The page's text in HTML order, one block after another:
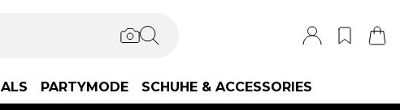
PARTYMODE SCHUHE & ACCESSORIES